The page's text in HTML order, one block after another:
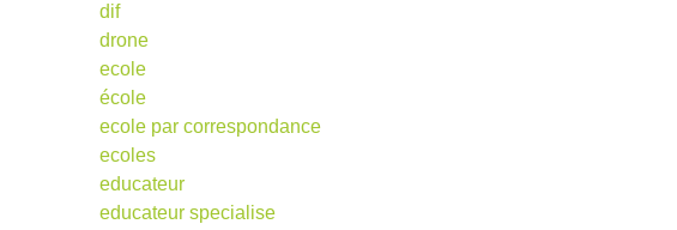
dif
drone
ecole
école
ecole par correspondance
ecoles
educateur
educateur specialise